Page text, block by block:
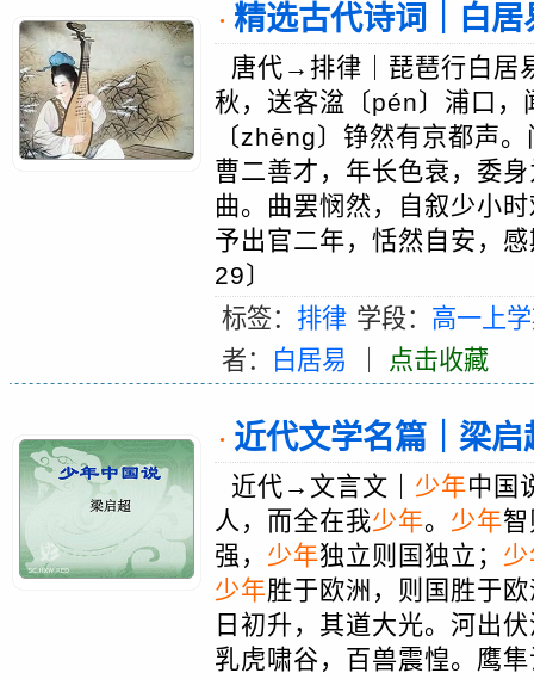
· 精选古代诗词｜白
唐代→排律｜琵琶行白居
秋，送客湓〔pén〕浦口
〔zhēng〕铮然有京都声
曹二善才，年长色衰，委
曲。曲罢悯然，自叙少小
予出官二年，恬然自安，
29〕
标签： 排律 学段： 高一上
者：
白居易 点击收藏
· 近代文学名篇｜梁启
近代→文言文｜ 少年中国
人，而全在我少年。 少年
强， 少年独立则国独立；
少年胜于欧洲，则国胜于
日初升，其道大光。河出
乳虎啸谷，百兽震惶。鹰